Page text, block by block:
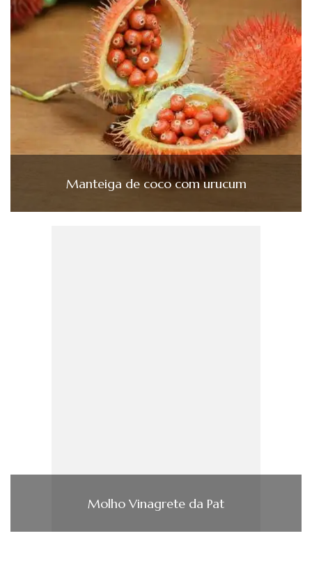
Manteiga de coco com urucum
Molho Vinagrete da Pat